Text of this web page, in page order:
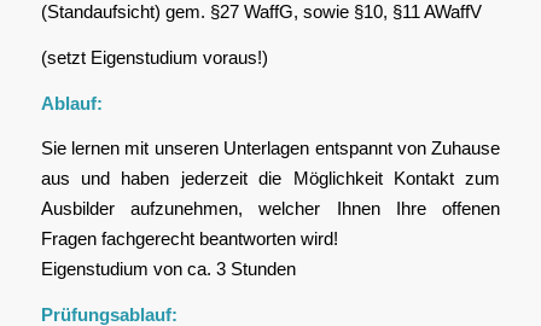
(Standaufsicht) gem. §27 WaffG, sowie §10, §11 AWaffV
(setzt Eigenstudium voraus!)
Ablauf:
Sie lernen mit unseren Unterlagen entspannt von Zuhause
aus und haben jederzeit die Möglichkeit Kontakt zum
Ausbilder aufzunehmen, welcher Ihnen Ihre offenen
Fragen fachgerecht beantworten wird!
Eigenstudium von ca. 3 Stunden
Prüfungsablauf: